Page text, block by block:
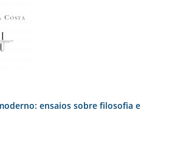
ensaios sobre filosofia e